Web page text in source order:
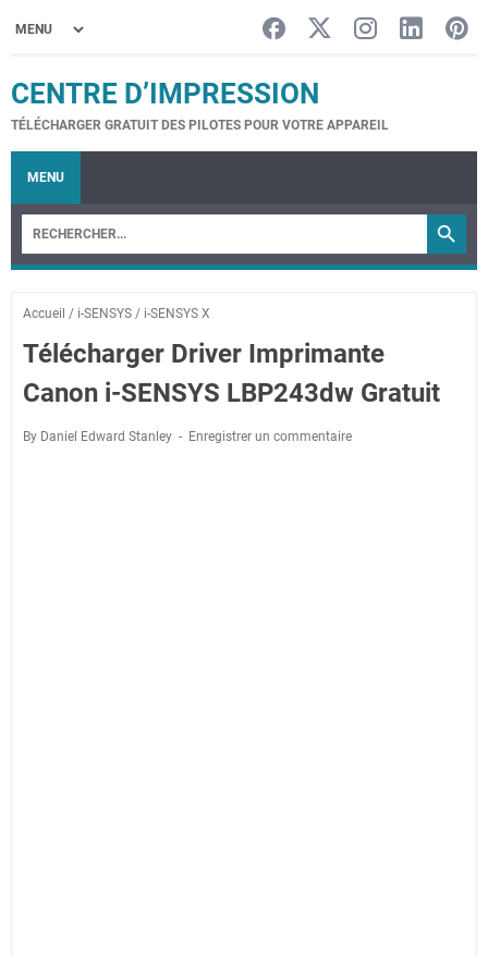
CENTRE D’IMPRESSION
TÉLÉCHARGER GRATUIT DES PILOTES POUR VOTRE APPAREIL
MENU
Accueil / i-SENSYS / i-SENSYS X
Télécharger Driver Imprimante
Canon i-SENSYS LBP243dw Gratuit
By Daniel Edward Stanley Enregistrer un commentaire